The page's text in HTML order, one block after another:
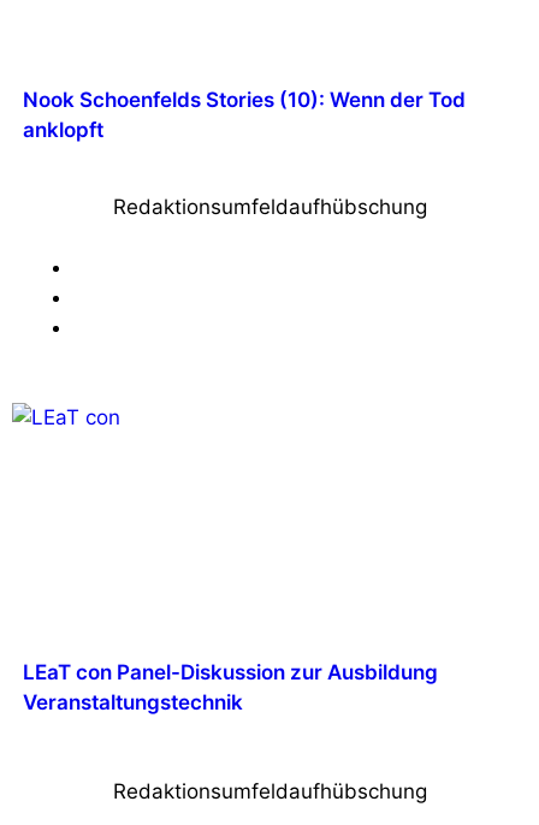
Nook Schoenfelds Stories (10): Wenn der Tod
anklopft
Redaktionsumfeldaufhübschung
LEaT con Panel-Diskussion zur Ausbildung
Veranstaltungstechnik
Redaktionsumfeldaufhübschung